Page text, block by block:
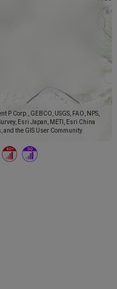
P Corp., GEBCO, USGS, FAO, NPS,
Esri Japan, METI, Esri China
and the GIS User Community